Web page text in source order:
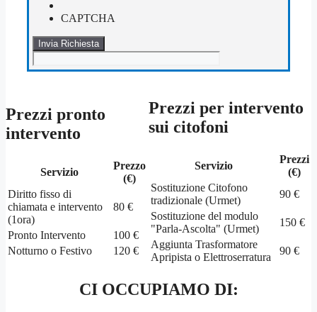
CAPTCHA
Prezzi pronto
intervento
Servizio
Prezzo
(€)
Diritto fisso di
chiamata e intervento
(1ora)
80 €
Pronto Intervento
100 €
Notturno o Festivo
120 €
Prezzi per intervento
sui citofoni
Servizio
Prezzi
(€)
Sostituzione Citofono
tradizionale (Urmet)
90 €
Sostituzione del modulo
"Parla-Ascolta" (Urmet)
150 €
Aggiunta Trasformatore
Apripista o Elettroserratura
90 €
CI OCCUPIAMO DI: